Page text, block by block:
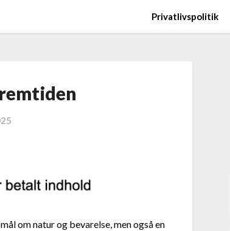
Privatlivspolitik
om natur og bevarelse, men også en